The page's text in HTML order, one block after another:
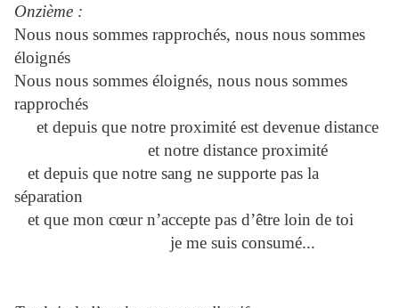
Onzième :
Nous nous sommes rapprochés, nous nous sommes
éloignés
Nous nous sommes éloignés, nous nous sommes
rapprochés
et depuis que notre proximité est devenue distance
et notre distance proximité
et depuis que notre sang ne supporte pas la
séparation
et que mon cœur n’accepte pas d’être loin de toi
je me suis consumé...